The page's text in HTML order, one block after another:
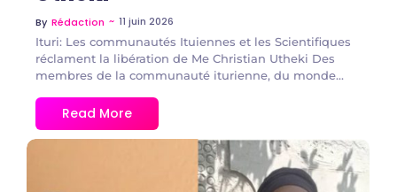
By Rédaction ~ 11 juin 2026
Ituri: Les communautés Ituiennes et les Scientifiques
réclament la libération de Me Christian Utheki Des
membres de la communauté iturienne, du monde...
Read More